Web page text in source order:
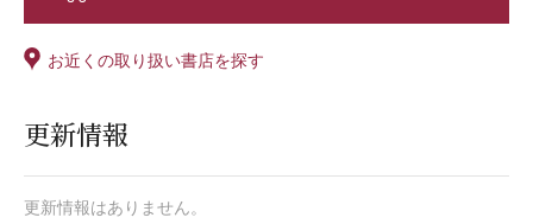
お近くの取り扱い書店を探す
更新情報
更新情報はありません。